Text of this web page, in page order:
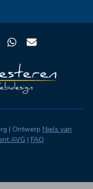
Whatsapp
Email
| Ontwerp Niels van
AVG | FAQ